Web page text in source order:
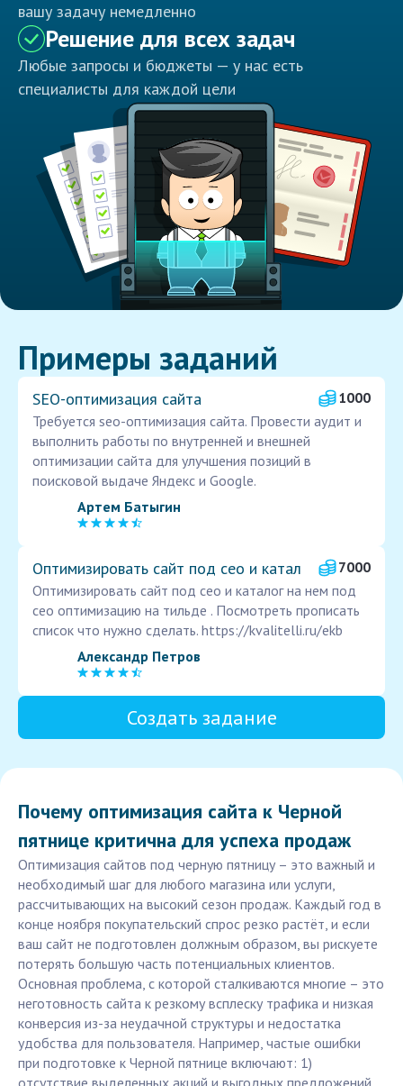
вашу задачу немедленно
Решение для всех задач
Любые запросы и бюджеты — у нас есть
специалисты для каждой цели
Примеры заданий
SEO-оптимизация сайта
1000
Требуется seo-оптимизация сайта. Провести аудит и
выполнить работы по внутренней и внешней
оптимизации сайта для улучшения позиций в
поисковой выдаче Яндекс и Google.
Артем Батыгин
Оптимизировать сайт под сео и катал
7000
Оптимизировать сайт под сео и каталог на нем под
сео оптимизацию на тильде . Посмотреть прописать
список что нужно сделать. https://kvalitelli.ru/ekb
Александр Петров
Создать задание
Почему оптимизация сайта к Черной
пятнице критична для успеха продаж
Оптимизация сайтов под черную пятницу – это важный и
необходимый шаг для любого магазина или услуги,
рассчитывающих на высокий сезон продаж. Каждый год в
конце ноября покупательский спрос резко растёт, и если
ваш сайт не подготовлен должным образом, вы рискуете
потерять большую часть потенциальных клиентов.
Основная проблема, с которой сталкиваются многие – это
неготовность сайта к резкому всплеску трафика и низкая
конверсия из-за неудачной структуры и недостатка
удобства для пользователя. Например, частые ошибки
при подготовке к Черной пятнице включают: 1)